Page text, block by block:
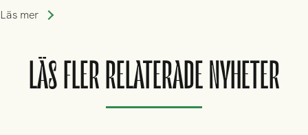
spel i färöiska Skála IF.
Läs mer
LÄS FLER RELATERADE NYHETER